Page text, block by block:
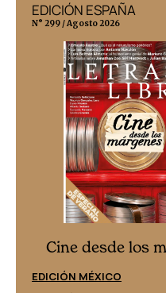
EDICIÓN ESPAÑA
N° 299 / Agosto 2026
Cine desde los
EDICIÓN MÉXICO